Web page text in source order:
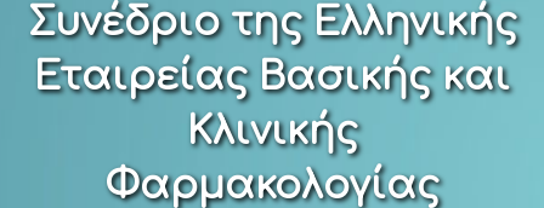
Συνέδριο της Ελληνικής
Εταιρείας Βασικής και
Κλινικής
Φαρμακολογίας